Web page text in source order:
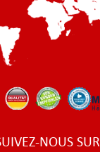
NOUS SUR